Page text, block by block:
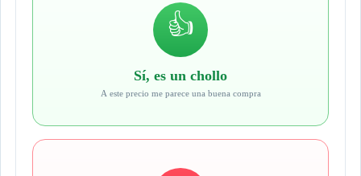
👍
Sí, es un chollo
A este precio me parece una buena compra